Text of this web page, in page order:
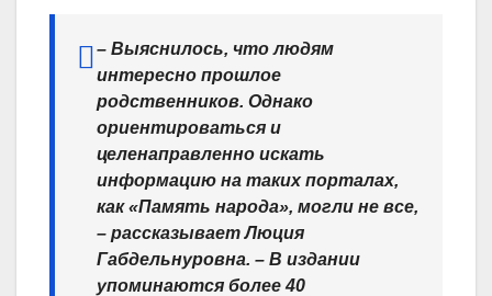
– Выяснилось, что людям
интересно прошлое
родственников. Однако
ориентироваться и
целенаправленно искать
информацию на таких порталах,
как «Память народа», могли не все,
– рассказывает Люция
Габдельнуровна. – В издании
упоминаются более 40